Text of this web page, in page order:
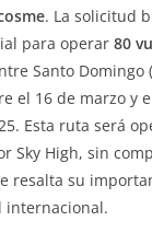
. La solicitud
para operar 80
Santo Domingo
el 16 de marzo y
Esta ruta será
Sky High, sin
resalta su
internacional.